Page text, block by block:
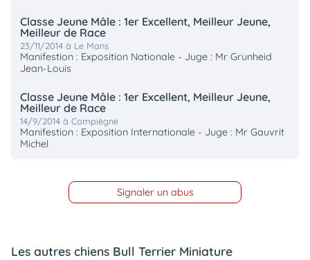
Classe Jeune Mâle : 1er Excellent, Meilleur Jeune,
Meilleur de Race
23/11/2014 à Le Mans
Manifestion : Exposition Nationale - Juge : Mr Grunheid
Jean-Louis
Classe Jeune Mâle : 1er Excellent, Meilleur Jeune,
Meilleur de Race
14/9/2014 à Compiègne
Manifestion : Exposition Internationale - Juge : Mr Gauvrit
Michel
Signaler un abus
Les autres chiens Bull Terrier Miniature